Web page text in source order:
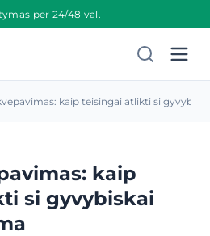
per 24/48 val.
kaip teisingai atlikti si
kaip
si gyvybiskai